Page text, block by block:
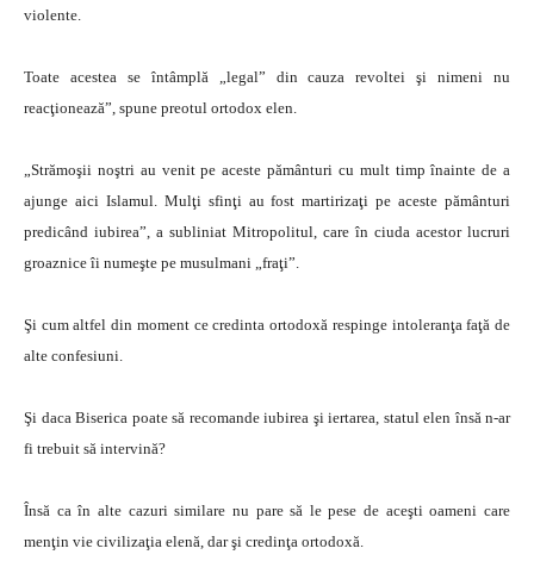
violente.
Toate acestea se întâmplă „legal” din cauza revoltei şi nimeni nu
reacţionează”, spune preotul ortodox elen.
„Strămoşii noştri au venit pe aceste pământuri cu mult timp înainte de a
ajunge aici Islamul. Mulţi sfinţi au fost martirizaţi pe aceste pământuri
predicând iubirea”, a subliniat Mitropolitul, care în ciuda acestor lucruri
groaznice îi numeşte pe musulmani „fraţi”.
Şi cum altfel din moment ce credinta ortodoxă respinge intoleranţa faţă de
alte confesiuni.
Şi daca Biserica poate să recomande iubirea şi iertarea, statul elen însă n-ar
fi trebuit să intervină?
Însă ca în alte cazuri similare nu pare să le pese de aceşti oameni care
menţin vie civilizaţia elenă, dar şi credinţa ortodoxă.